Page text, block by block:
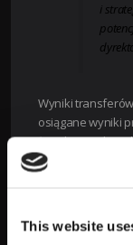
This website
i
Wyniki
osiągane wyniki
że odpowiednio
sukcesy
Klub stale
potencjału.